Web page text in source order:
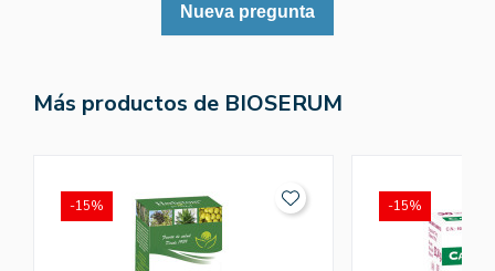
Nueva pregunta
Más productos de BIOSERUM
-15% -15%